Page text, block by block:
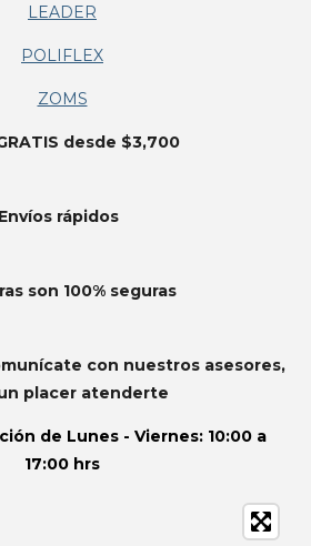
LEADER
POLIFLEX
ZOMS
desde $3,700
Envíos rápidos
son 100% seguras
con nuestros asesores,
placer atenderte
de Lunes - Viernes: 10:00 a
17:00 hrs